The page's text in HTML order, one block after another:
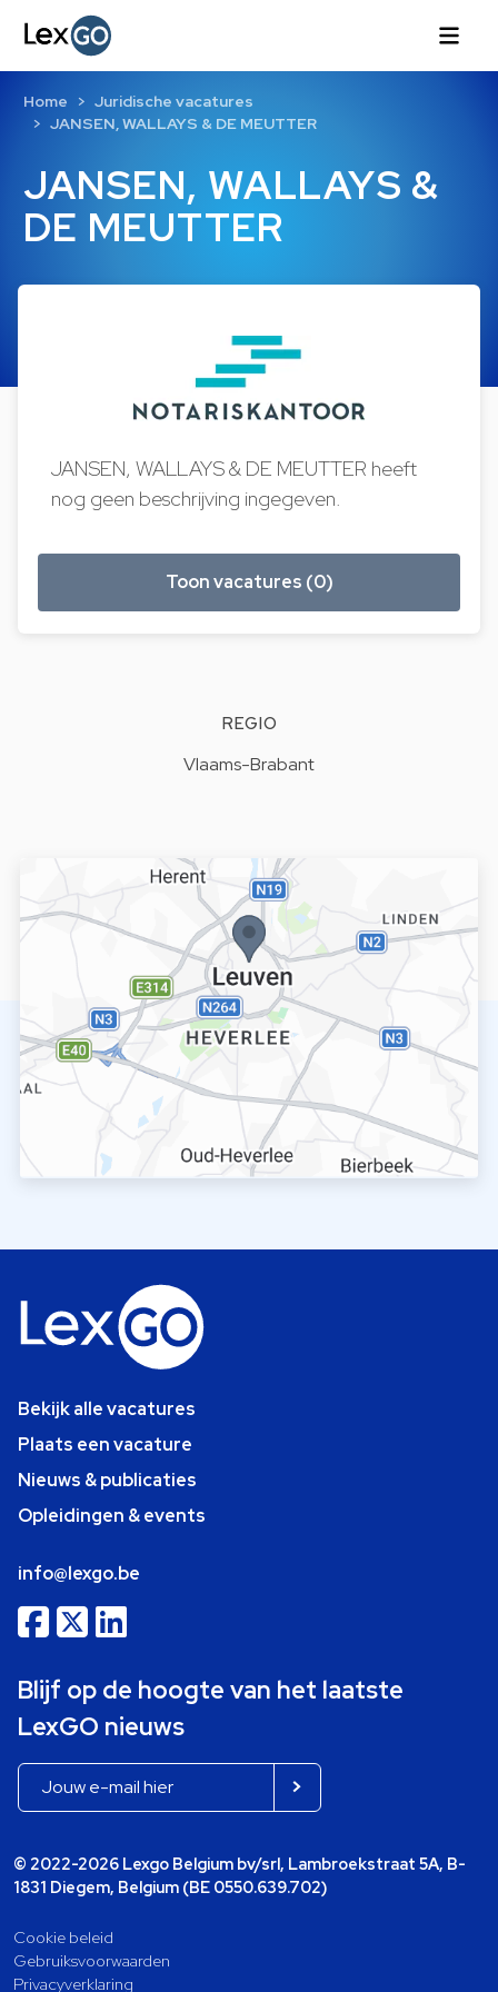
JANSEN, WALLAYS &
DE MEUTTER
Home
Juridische vacatures
JANSEN, WALLAYS & DE MEUTTER
JANSEN, WALLAYS & DE MEUTTER heeft
nog geen beschrijving ingegeven.
Toon vacatures (0)
REGIO
Vlaams-Brabant
Bekijk alle vacatures
Plaats een vacature
Nieuws & publicaties
Opleidingen & events
info@lexgo.be
Blijf op de hoogte van het laatste
LexGO nieuws
© 2022-2026 Lexgo Belgium bv/srl, Lambroekstraat 5A, B-
1831 Diegem, Belgium (BE 0550.639.702)
Cookie beleid
Gebruiksvoorwaarden
Privacyverklaring